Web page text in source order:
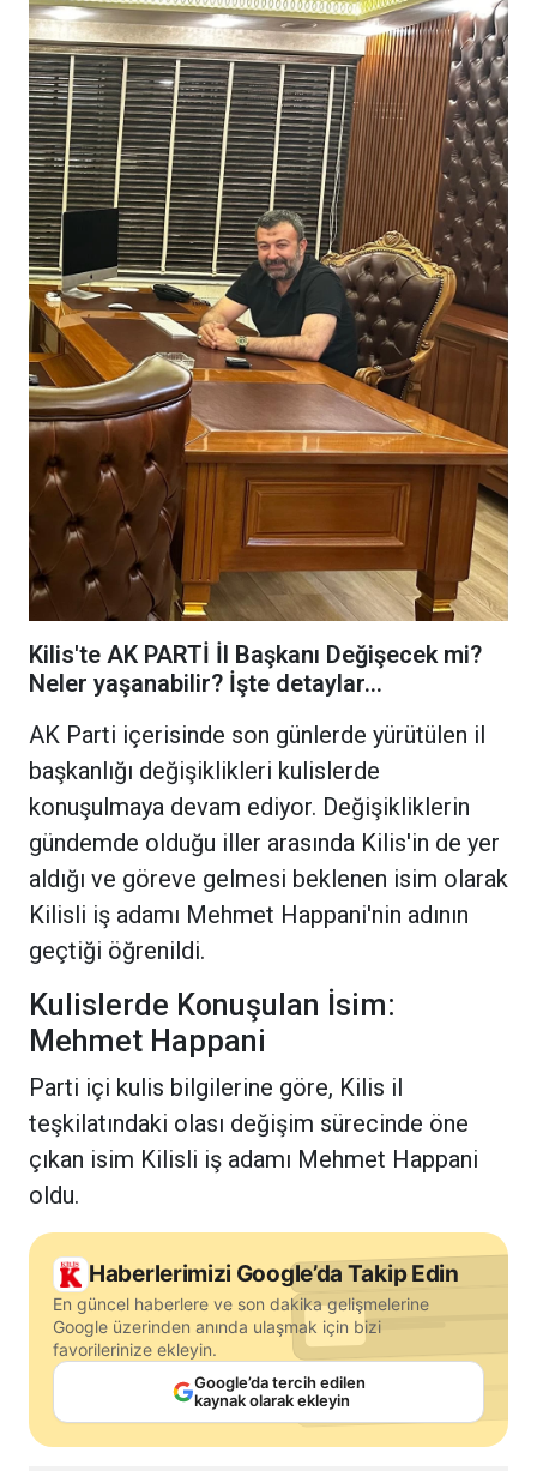
Kilis'te AK PARTİ İl Başkanı Değişecek mi?
Neler yaşanabilir? İşte detaylar...
AK Parti içerisinde son günlerde yürütülen il
başkanlığı değişiklikleri kulislerde
konuşulmaya devam ediyor. Değişikliklerin
gündemde olduğu iller arasında Kilis'in de yer
aldığı ve göreve gelmesi beklenen isim olarak
Kilisli iş adamı Mehmet Happani'nin adının
geçtiği öğrenildi.
Kulislerde Konuşulan İsim:
Mehmet Happani
Parti içi kulis bilgilerine göre, Kilis il
teşkilatındaki olası değişim sürecinde öne
çıkan isim Kilisli iş adamı Mehmet Happani
oldu.
Haberlerimizi Google’da Takip Edin
En güncel haberlere ve son dakika gelişmelerine
Google üzerinden anında ulaşmak için bizi
favorilerinize ekleyin.
Google’da tercih edilen
kaynak olarak ekleyin